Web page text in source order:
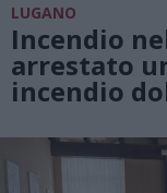
LUGANO
Incendio
arrestato
incendio